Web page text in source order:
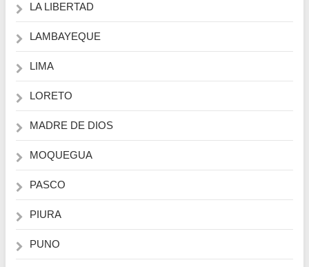
LA LIBERTAD
LAMBAYEQUE
LIMA
LORETO
MADRE DE DIOS
MOQUEGUA
PASCO
PIURA
PUNO